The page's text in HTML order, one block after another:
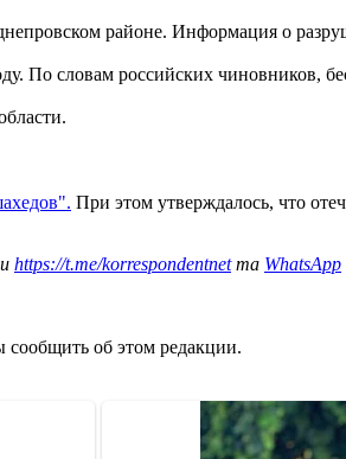
районе. Информация о
По словам российских чиновников,
При этом утверждалось, что
https://t.me/korrespondentnetта WhatsApp
об этом редакции.